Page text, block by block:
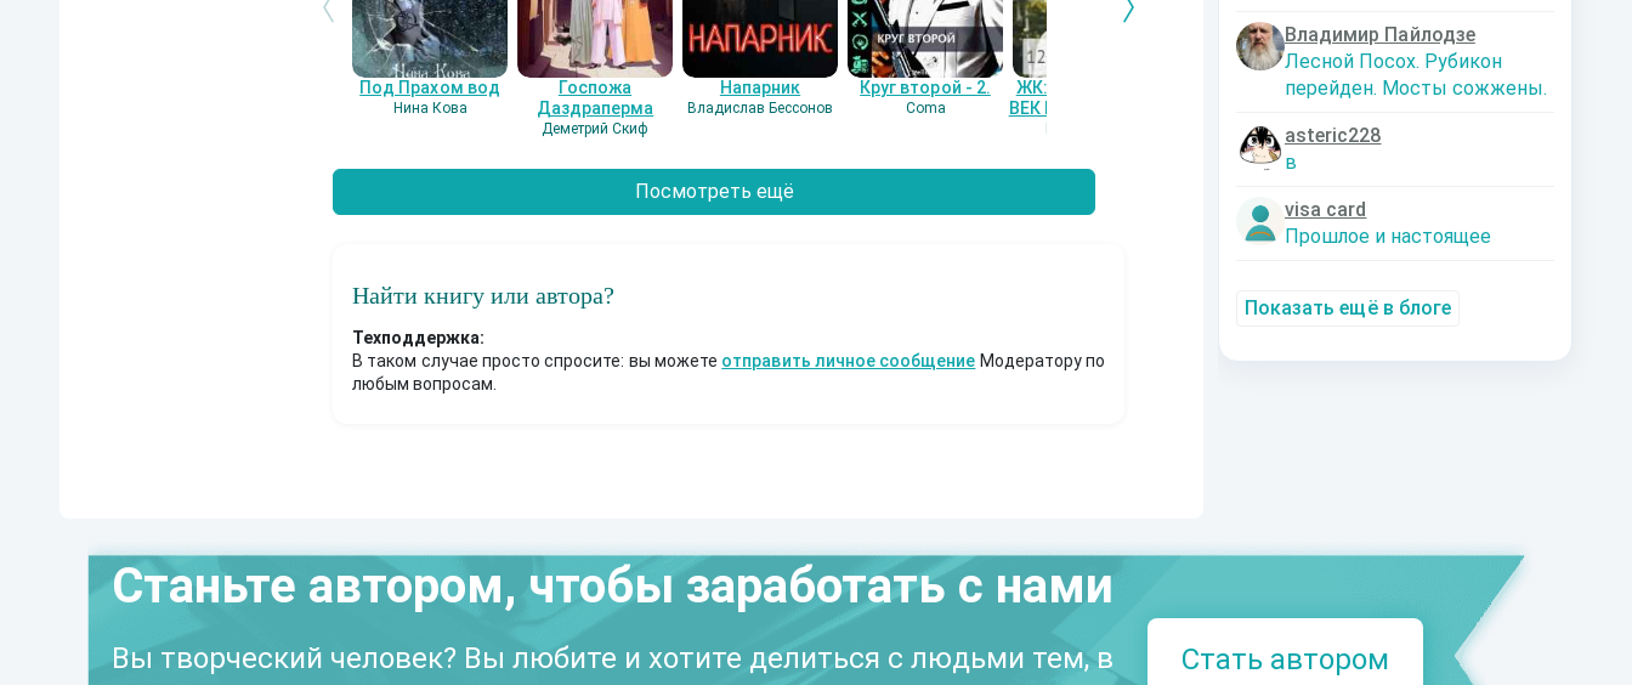
Владимир Пайлодзе
Лесной Посох. Рубикон
перейден. Мосты сожжены.
asteric228
в
visa card
Прошлое и настоящее
Показать ещё в блоге
Под Прахом вод
Нина Кова
Госпожа
Даздраперма
Деметрий Скиф
Напарник
Владислав Бессонов
Круг второй - 2.
Coma
ЖК: СЕРЕБРЯНЫЙ
ВЕК НАШЕЙ ЛЮБВИ
Гость-121359
Дальняя
Левадский Артем
Александрович
Кто я? Или как
современном мире
nastyaaaacha
1. Ксенолог
Посмотреть ещё
Найти книгу или автора?
Техподдержка:
В таком случае просто спросите: вы можете отправить личное сообщение Модератору по
любым вопросам.
Станьте автором, чтобы заработать с нами
Вы творческий человек? Вы любите и хотите делиться с людьми тем, в
Стать автором